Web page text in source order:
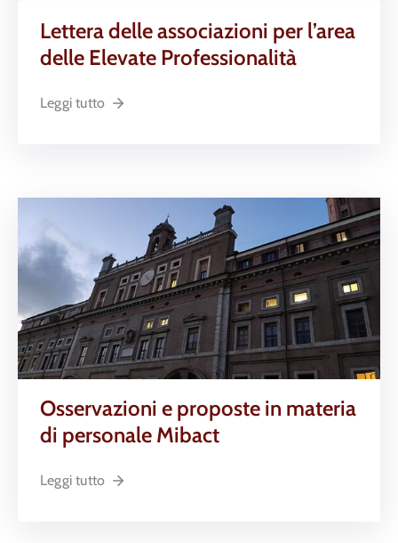
Lettera delle associazioni per l’area
delle Elevate Professionalità
Leggi tutto
Osservazioni e proposte in materia
di personale Mibact
Leggi tutto